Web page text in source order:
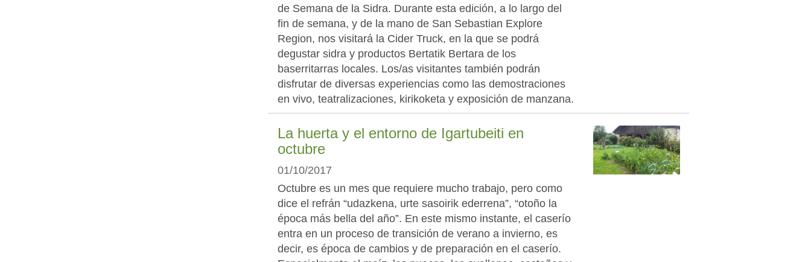
de Semana de la Sidra. Durante esta edición, a lo largo del
fin de semana, y de la mano de San Sebastian Explore
Region, nos visitará la Cider Truck, en la que se podrá
degustar sidra y productos Bertatik Bertara de los
baserritarras locales. Los/as visitantes también podrán
disfrutar de diversas experiencias como las demostraciones
en vivo, teatralizaciones, kirikoketa y exposición de manzana.
La huerta y el entorno de Igartubeiti en
octubre
01/10/2017
Octubre es un mes que requiere mucho trabajo, pero como
dice el refrán “udazkena, urte sasoirik ederrena”, “otoño la
época más bella del año”. En este mismo instante, el caserío
entra en un proceso de transición de verano a invierno, es
decir, es época de cambios y de preparación en el caserío.